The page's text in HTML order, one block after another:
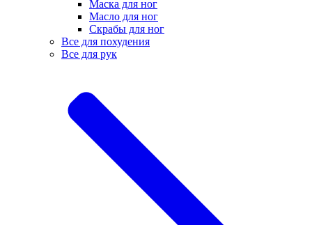
Маска для ног
Масло для ног
Скрабы для ног
Все для похудения
Все для рук